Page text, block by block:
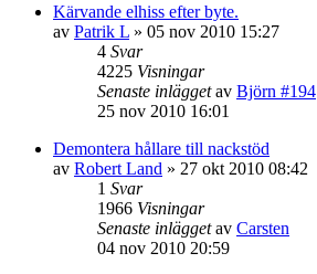
Kärvande elhiss efter byte.
av Patrik L » 05 nov 2010 15:27
4 Svar
4225 Visningar
Senaste inläggetav Björn #194
25 nov 2010 16:01
Demontera hållare till nackstöd
av Robert Land » 27 okt 2010 08:42
1 Svar
1966 Visningar
Senaste inläggetav Carsten
04 nov 2010 20:59